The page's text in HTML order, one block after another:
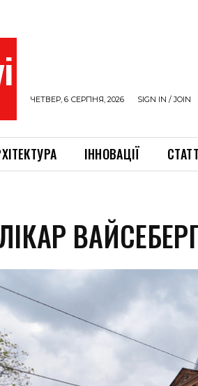
ЧЕТВЕР, 6 СЕРПНЯ, 2026 SIGN IN / JOIN
ІННОВАЦІЇ